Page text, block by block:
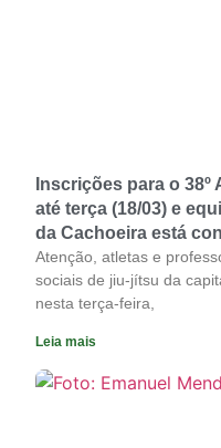
Inscrições para o
até terça (18/03) e
da Cachoeira está
Atenção, atletas e
sociais de jiu-jítsu da
nesta terça-feira,
Leia mais